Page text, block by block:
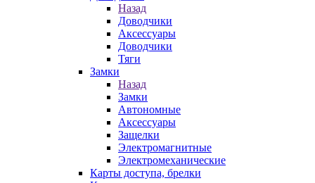
Назад
Доводчики
Аксессуары
Доводчики
Тяги
Замки
Назад
Замки
Автономные
Аксессуары
Защелки
Электромагнитные
Электромеханические
Карты доступа, брелки